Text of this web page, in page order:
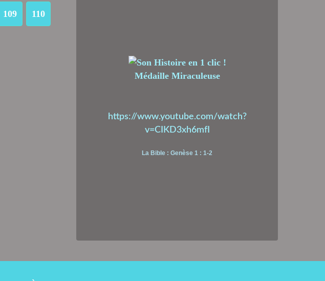
109 110
Médaille Miraculeuse
https://www.youtube.com/watch?
v=CIKD3xh6mfI
La Bible : Genèse 1 : 1-2